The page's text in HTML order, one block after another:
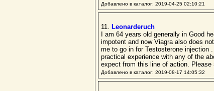
Добавлено в каталог: 2019-04-25
11. Leonarderuch
I am 64 years old generally in Good
impotent and now Viagra also does
me to go in for Testosterone injection
practical experience with any of the
expect from this line of action.
Добавлено в каталог: 2019-08-17